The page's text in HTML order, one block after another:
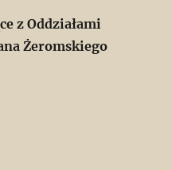
z Oddziałami
Żeromskiego